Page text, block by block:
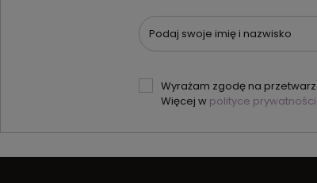
Podaj swoje imię i nazwisko
Wyrażam zgodę na
Więcej w polityce prywatności.